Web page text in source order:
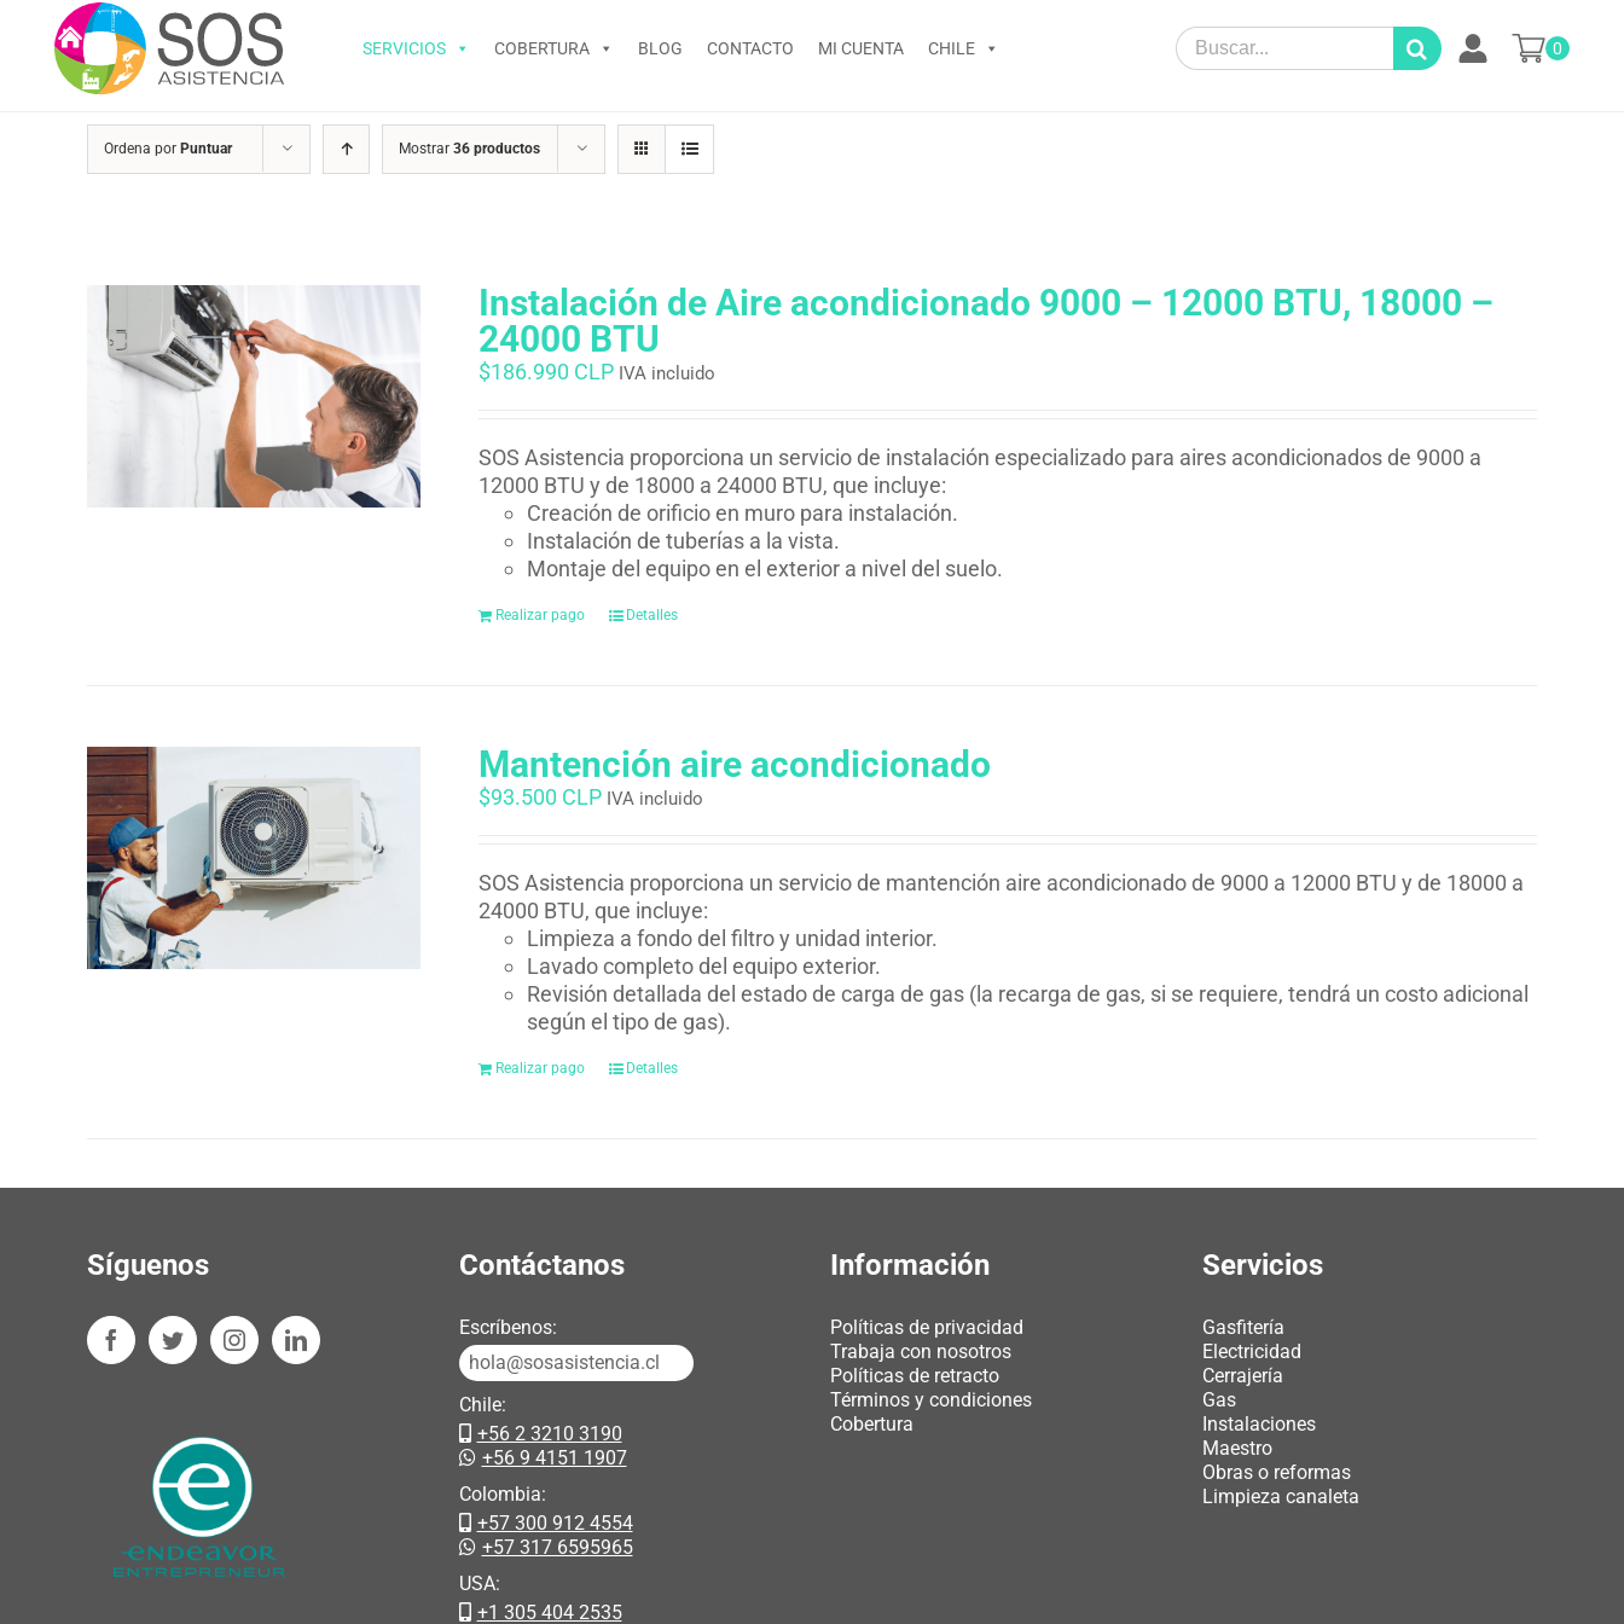
contenido
SERVICIOS COBERTURA BLOG CONTACTO MI CUENTA CHILE
Search
for:
0
Ordena por Puntuar Mostrar 36 productos
Instalación de Aire acondicionado 9000 – 12000 BTU, 18000 –
24000 BTU
$186.990 CLP IVA incluido
SOS Asistencia proporciona un servicio de instalación especializado para aires acondicionados de 9000 a
12000 BTU y de 18000 a 24000 BTU, que incluye:
Creación de orificio en muro para instalación.
Instalación de tuberías a la vista.
Montaje del equipo en el exterior a nivel del suelo.
Realizar pago Detalles
Mantención aire acondicionado
$93.500 CLP IVA incluido
SOS Asistencia proporciona un servicio de mantención aire acondicionado de 9000 a 12000 BTU y de 18000 a
24000 BTU, que incluye:
Limpieza a fondo del filtro y unidad interior.
Lavado completo del equipo exterior.
Revisión detallada del estado de carga de gas (la recarga de gas, si se requiere, tendrá un costo adicional
según el tipo de gas).
Realizar pago Detalles
Síguenos Contáctanos
Escríbenos:
hola@sosasistencia.cl
Chile:
+56 2 3210 3190
+56 9 4151 1907
Colombia:
+57 300 912 4554
+57 317 6595965
USA:
+1 305 404 2535
Información
Políticas de privacidad
Trabaja con nosotros
Políticas de retracto
Términos y condiciones
Cobertura
Servicios
Gasfitería
Electricidad
Cerrajería
Gas
Instalaciones
Maestro
Obras o reformas
Limpieza canaleta